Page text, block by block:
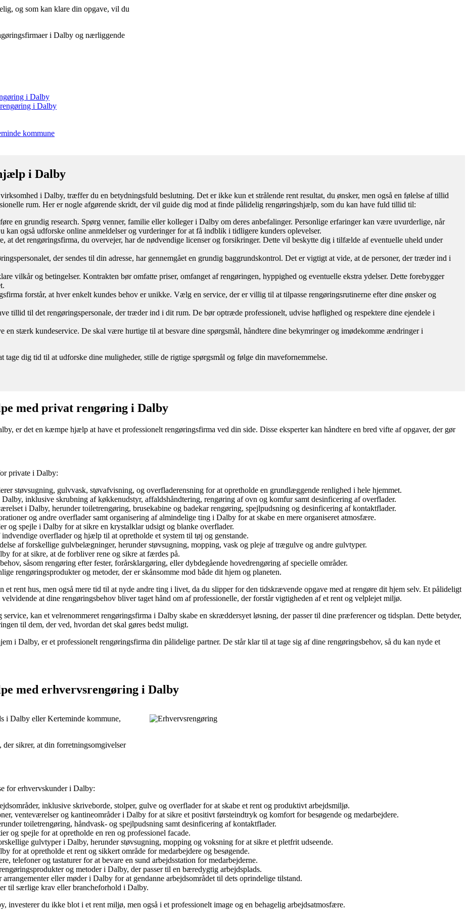
og som kan klare din opgave, vil du
i Dalby og nærliggende
i Dalby
i Dalby
kommune
i Dalby
i Dalby, træffer du en betydningsfuld beslutning. Det er ikke kun et strålende rent resultat, du ønsker, men også en følelse af tillid
rum. Her er nogle afgørende skridt, der vil guide dig mod at finde pålidelig rengøringshjælp, som du kan have fuld tillid til:
en grundig research. Spørg venner, familie eller kolleger i Dalby om deres anbefalinger. Personlige erfaringer kan være uvurderlige, når
kan også udforske online anmeldelser og vurderinger for at få indblik i tidligere kunders oplevelser.
at det rengøringsfirma, du overvejer, har de nødvendige licenser og forsikringer. Dette vil beskytte dig i tilfælde af eventuelle uheld under
der sendes til din adresse, har gennemgået en grundig baggrundskontrol. Det er vigtigt at vide, at de personer, der træder ind i
vilkår og betingelser. Kontrakten bør omfatte priser, omfanget af rengøringen, hyppighed og eventuelle ekstra ydelser. Dette forebygger
forstår, at hver enkelt kundes behov er unikke. Vælg en service, der er villig til at tilpasse rengøringsrutinerne efter dine ønsker og
tillid til det rengøringspersonale, der træder ind i dit rum. De bør optræde professionelt, udvise høflighed og respektere dine ejendele i
en stærk kundeservice. De skal være hurtige til at besvare dine spørgsmål, håndtere dine bekymringer og imødekomme ændringer i
dig tid til at udforske dine muligheder, stille de rigtige spørgsmål og følge din mavefornemmelse.
med privat rengøring i Dalby
er det en kæmpe hjælp at have et professionelt rengøringsfirma ved din side. Disse eksperter kan håndtere en bred vifte af opgaver, der gør
private i Dalby:
støvsugning, gulvvask, støvafvisning, og overfladerensning for at opretholde en grundlæggende renlighed i hele hjemmet.
inklusive skrubning af køkkenudstyr, affaldshåndtering, rengøring af ovn og komfur samt desinficering af overflader.
i Dalby, herunder toiletrengøring, brusekabine og badekar rengøring, spejlpudsning og desinficering af kontaktflader.
og andre overflader samt organisering af almindelige ting i Dalby for at skabe en mere organiseret atmosfære.
og spejle i Dalby for at sikre en krystalklar udsigt og blanke overflader.
overflader og hjælp til at opretholde et system til tøj og genstande.
af forskellige gulvbelægninger, herunder støvsugning, mopping, vask og pleje af trægulve og andre gulvtyper.
for at sikre, at de forbliver rene og sikre at færdes på.
såsom rengøring efter fester, forårsklargøring, eller dybdegående hovedrengøring af specielle områder.
rengøringsprodukter og metoder, der er skånsomme mod både dit hjem og planeten.
rent hus, men også mere tid til at nyde andre ting i livet, da du slipper for den tidskrævende opgave med at rengøre dit hjem selv. Et pålideligt
at dine rengøringsbehov bliver taget hånd om af professionelle, der forstår vigtigheden af et rent og velplejet miljø.
kan et velrenommeret rengøringsfirma i Dalby skabe en skræddersyet løsning, der passer til dine præferencer og tidsplan. Dette betyder,
til dem, der ved, hvordan det skal gøres bedst muligt.
i Dalby, er et professionelt rengøringsfirma din pålidelige partner. De står klar til at tage sig af dine rengøringsbehov, så du kan nyde et
med erhvervsrengøring i Dalby
i Dalby eller Kerteminde kommune,
sikrer, at din forretningsomgivelser
for erhvervskunder i Dalby:
inklusive skriveborde, stolper, gulve og overflader for at skabe et rent og produktivt arbejdsmiljø.
venteværelser og kantineområder i Dalby for at sikre et positivt førsteindtryk og komfort for besøgende og medarbejdere.
toiletrengøring, håndvask- og spejlpudsning samt desinficering af kontaktflader.
og spejle for at opretholde en ren og professionel facade.
gulvtyper i Dalby, herunder støvsugning, mopping og voksning for at sikre et pletfrit udseende.
for at opretholde et rent og sikkert område for medarbejdere og besøgende.
telefoner og tastaturer for at bevare en sund arbejdsstation for medarbejderne.
og metoder i Dalby, der passer til en bæredygtig arbejdsplads.
eller møder i Dalby for at gendanne arbejdsområdet til dets oprindelige tilstand.
til særlige krav eller brancheforhold i Dalby.
du ikke blot i et rent miljø, men også i et professionelt image og en behagelig arbejdsatmosfære.